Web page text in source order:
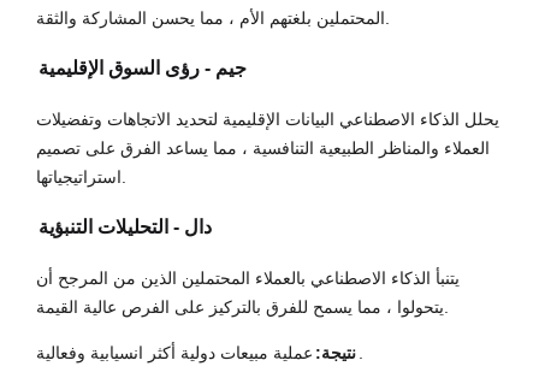
المحتملين بلغتهم الأم ، مما يحسن المشاركة والثقة.
جيم - رؤى السوق الإقليمية
يحلل الذكاء الاصطناعي البيانات الإقليمية لتحديد الاتجاهات وتفضيلات
العملاء والمناظر الطبيعية التنافسية ، مما يساعد الفرق على تصميم
استراتيجياتها.
دال - التحليلات التنبؤية
يتنبأ الذكاء الاصطناعي بالعملاء المحتملين الذين من المرجح أن
يتحولوا ، مما يسمح للفرق بالتركيز على الفرص عالية القيمة.
نتيجة:عملية مبيعات دولية أكثر انسيابية وفعالية.